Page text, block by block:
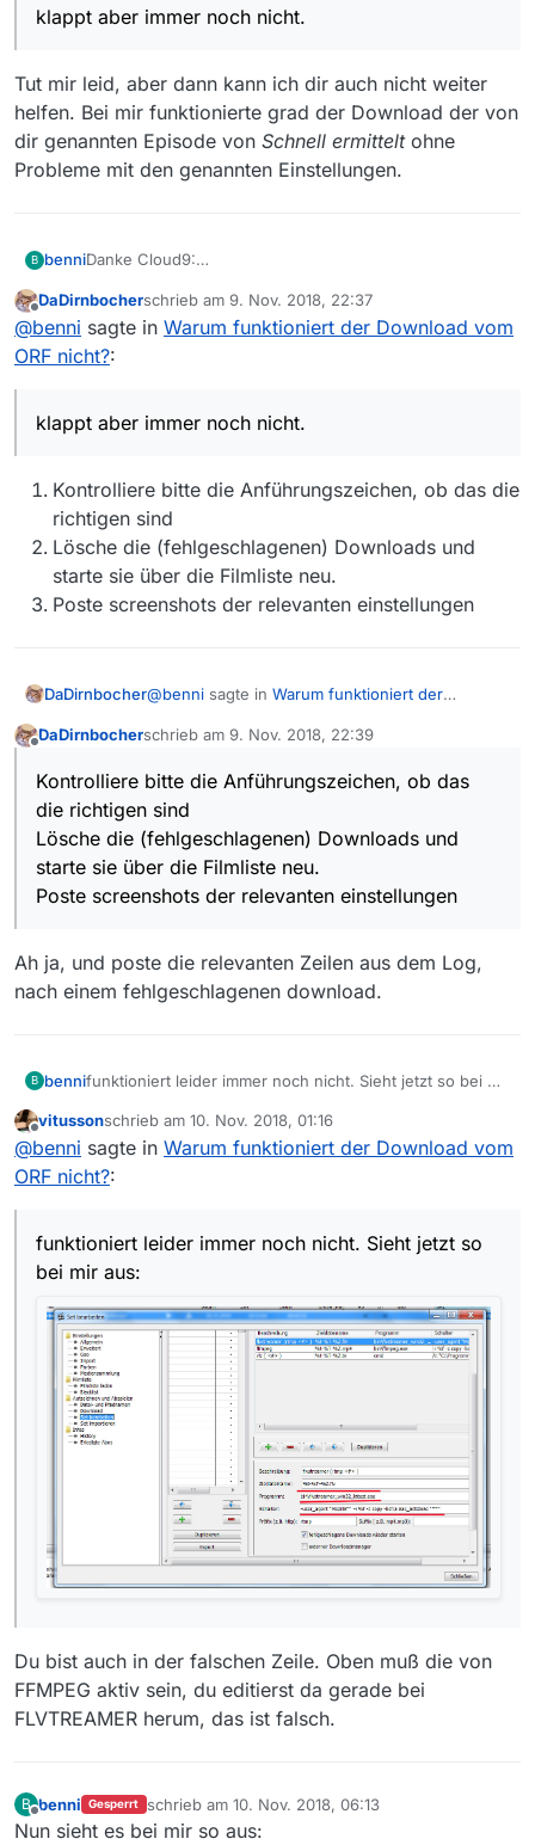
klappt aber immer noch nicht.
Tut mir leid, aber dann kann ich dir auch nicht weiter
helfen. Bei mir funktionierte grad der Download der von
dir genannten Episode von Schnell ermitteltohne
Probleme mit den genannten Einstellungen.
B benniDanke Cloud9:
-user_agent “Mozilla" -i %f -c copy -bsf:a aac_adtstoac
“**”
klappt aber immer noch nicht.
Offline
DaDirnbocherschrieb am 9. Nov. 2018, 22:37
zuletzt editiert von
@benni sagte in Warum funktioniert der Download vom
ORF nicht?:
klappt aber immer noch nicht.
Kontrolliere bitte die Anführungszeichen, ob das die
richtigen sind
Lösche die (fehlgeschlagenen) Downloads und
starte sie über die Filmliste neu.
Poste screenshots der relevanten einstellungen
DaDirnbocher@benni sagte in Warum funktioniert der
Kontrolliere bitte die Anführungszeichen,
ob das die richtigen sind
Lösche die (fehlgeschlagenen) Downloads
und starte sie über die Filmliste neu.
Poste screenshots der relevanten
DaDirnbocherschrieb am 9. Nov. 2018, 22:39
zuletzt editiert von
Kontrolliere bitte die Anführungszeichen, ob das
die richtigen sind
Lösche die (fehlgeschlagenen) Downloads und
starte sie über die Filmliste neu.
Poste screenshots der relevanten einstellungen
Ah ja, und poste die relevanten Zeilen aus dem Log,
nach einem fehlgeschlagenen download.
B bennifunktioniert leider immer noch nicht. Sieht jetzt so bei mir
Offline
vitussonschrieb am 10. Nov. 2018, 01:16
zuletzt editiert von
@benni sagte in Warum funktioniert der Download vom
ORF nicht?:
funktioniert leider immer noch nicht. Sieht jetzt so
bei mir aus:
Du bist auch in der falschen Zeile. Oben muß die von
FFMPEG aktiv sein, du editierst da gerade bei
FLVTREAMER herum, das ist falsch.
B
Offline
benni Gesperrt schrieb am 10. Nov. 2018, 06:13
zuletzt editiert von
Nun sieht es bei mir so aus: